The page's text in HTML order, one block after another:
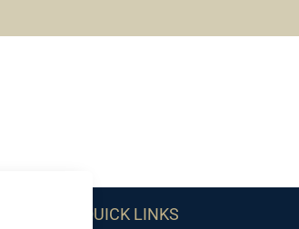
QUICK LINKS